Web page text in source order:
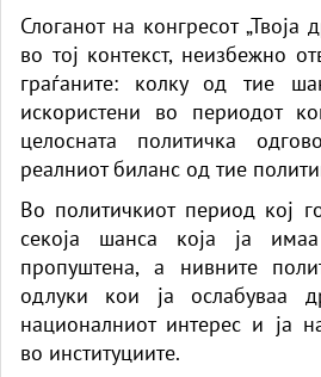
Слоганот на конгресот „Твоја
во тој контекст, неизбежно
граѓаните: колку од тие
искористени во периодот
целосната политичка
реалниот биланс од тие
Во политичкиот период кој
секоја шанса која ја
пропуштена, а нивните
одлуки кои ја ослабуваа
националниот интерес и ја
во институциите.